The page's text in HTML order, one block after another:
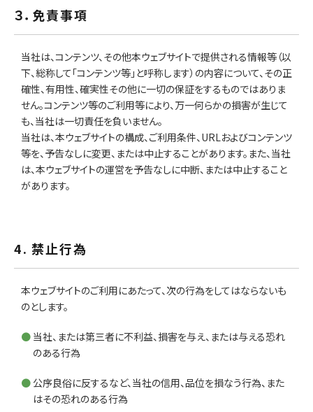
３．免責事項
当社は、コンテンツ、その他本ウェブサイトで提供される情報等（以
下、総称して「コンテンツ等」と呼称します）の内容について、その正
確性、有用性、確実性その他に一切の保証をするものではありま
せん。コンテンツ等のご利用等により、万一何らかの損害が生じて
も、当社は一切責任を負いません。
当社は、本ウェブサイトの構成、ご利用条件、URLおよびコンテンツ
等を、予告なしに変更、または中止することがあります。また、当社
は、本ウェブサイトの運営を予告なしに中断、または中止すること
があります。
4. 禁止行為
本ウェブサイトのご利用にあたって、次の行為をしてはならないも
のとします。
当社、または第三者に不利益、損害を与え、または与える恐れ
のある行為
公序良俗に反するなど、当社の信用、品位を損なう行為、また
はその恐れのある行為